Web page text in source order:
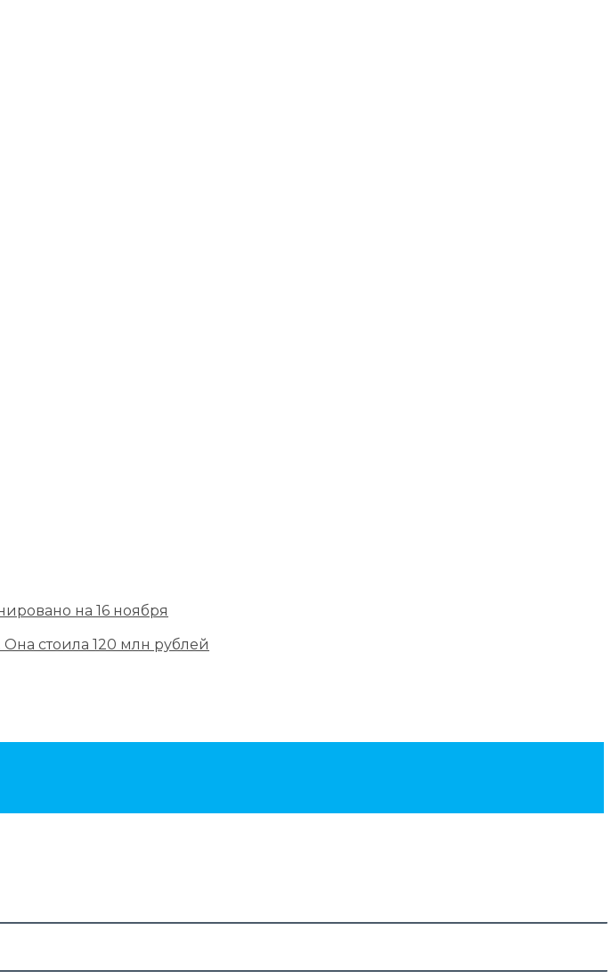
на 16 ноября
стоила 120 млн рублей